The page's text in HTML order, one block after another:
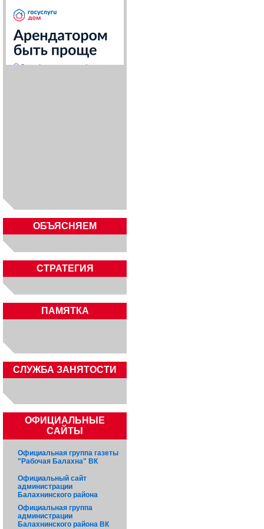
ОБЪЯСНЯЕМ
СТРАТЕГИЯ
ПАМЯТКА
CЛУЖБА ЗАНЯТОСТИ
ОФИЦИАЛЬНЫЕ
САЙТЫ
Официальная группа газеты
"Рабочая Балахна" ВК
Официальный сайт
администрации
Балахнинского района
Официальная группа
администрации
Балахнинского района ВК